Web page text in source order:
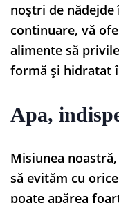
noștri de nădejde
continuare, vă
alimente să
formă și hidratat
Apa,
Misiunea
să evităm cu
poate apărea